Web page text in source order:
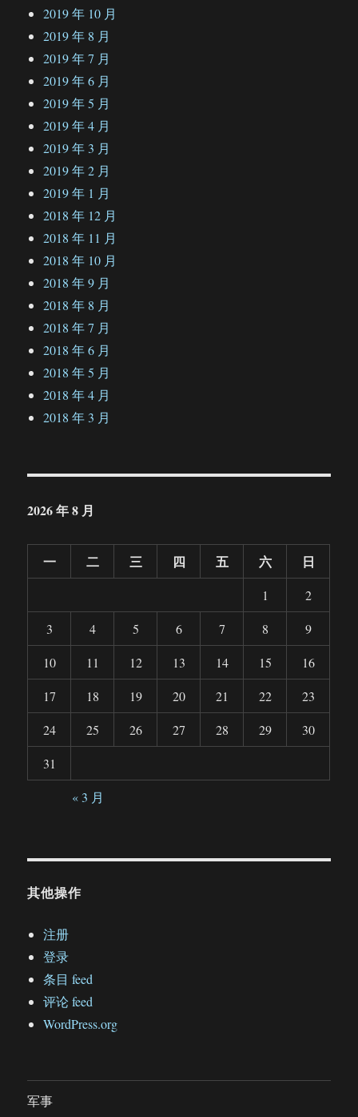
2019 年 10 月
2019 年 8 月
2019 年 7 月
2019 年 6 月
2019 年 5 月
2019 年 4 月
2019 年 3 月
2019 年 2 月
2019 年 1 月
2018 年 12 月
2018 年 11 月
2018 年 10 月
2018 年 9 月
2018 年 8 月
2018 年 7 月
2018 年 6 月
2018 年 5 月
2018 年 4 月
2018 年 3 月
2026 年 8 月
一 二 三 四 五 六 日
1
2
3
4 5 6 7 8
9
10
11 12 13 14 15
16
17
18 19 20 21 22
23
24
25 26 27 28 29
30
31
« 3 月
其他操作
注册
登录
条目 feed
评论 feed
WordPress.org
军事